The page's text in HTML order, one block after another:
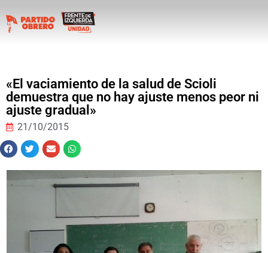
«El vaciamiento de la salud de Scioli
demuestra que no hay ajuste menos peor ni
ajuste gradual»
21/10/2015